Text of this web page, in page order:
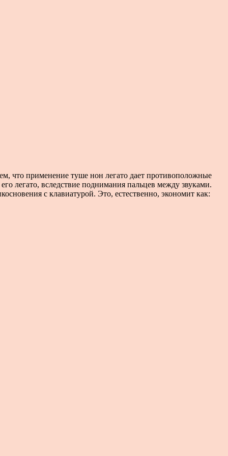
что применение туше нон легато дает противоположные
легато, вследствие поднимания пальцев между звуками.
с клавиатурой. Это, естественно, экономит как: